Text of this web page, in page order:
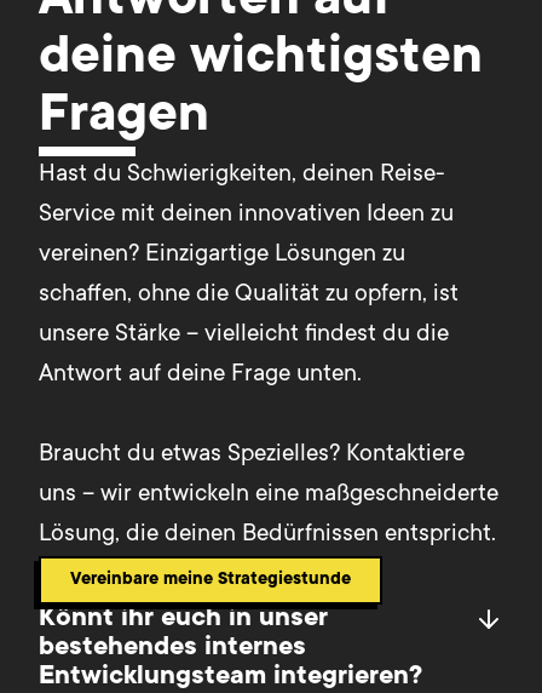
deine wichtigsten
Fragen
Hast du Schwierigkeiten, deinen Reise-
Service mit deinen innovativen Ideen zu
vereinen? Einzigartige Lösungen zu
schaffen, ohne die Qualität zu opfern, ist
unsere Stärke – vielleicht findest du die
Antwort auf deine Frage unten.
Braucht du etwas Spezielles? Kontaktiere
uns – wir entwickeln eine maßgeschneiderte
Lösung, die deinen Bedürfnissen entspricht.
Vereinbare meine Strategiestunde
Könnt ihr euch in unser
bestehendes internes
Entwicklungsteam integrieren?